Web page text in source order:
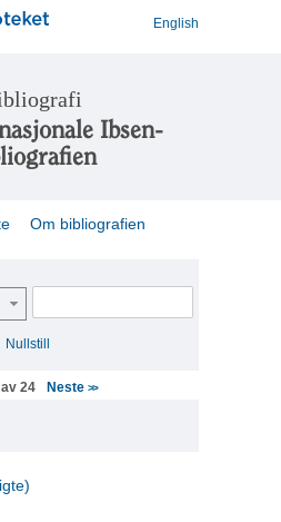
English
Ibsen-
Om bibliografien
Nullstill
24 Neste>>